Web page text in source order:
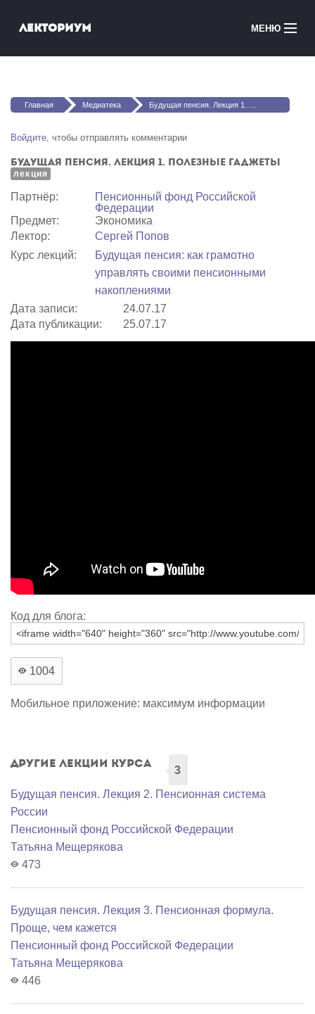
Лекториум МЕНЮ
Медиатека
Courses in English
Войти
Вы здесь
Главная Медиатека Будущая пенсия. Лекция 1. Полезные гаджеты
Войдите, чтобы отправлять комментарии
Будущая пенсия. Лекция 1. Полезные гаджеты
лекция
Партнёр:
Пенсионный фонд Российской
Федерации
Предмет:
Экономика
Лектор:
Сергей Попов
Курс лекций:
Будущая пенсия: как грамотно
управлять своими пенсионными
накоплениями
Дата записи:
24.07.17
Дата публикации:
25.07.17
Код для блога:
1004
Мобильное приложение: максимум информации
Другие лекции курса
3
Будущая пенсия. Лекция 2. Пенсионная система
России
Пенсионный фонд Российской Федерации
Татьяна Мещерякова
473
Будущая пенсия. Лекция 3. Пенсионная формула.
Проще, чем кажется
Пенсионный фонд Российской Федерации
Татьяна Мещерякова
446